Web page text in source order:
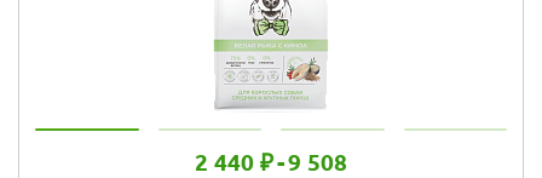
2 440 ₽-9 508